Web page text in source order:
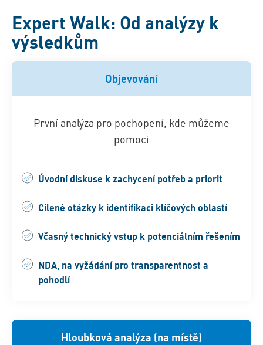
Expert Walk: Od analýzy k
výsledkům
Objevování
První analýza pro pochopení, kde můžeme
pomoci
Úvodní diskuse k zachycení potřeb a priorit
Cílené otázky k identifikaci klíčových oblastí
Včasný technický vstup k potenciálním řešením
NDA, na vyžádání pro transparentnost a
pohodlí
Hloubková analýza (na místě)